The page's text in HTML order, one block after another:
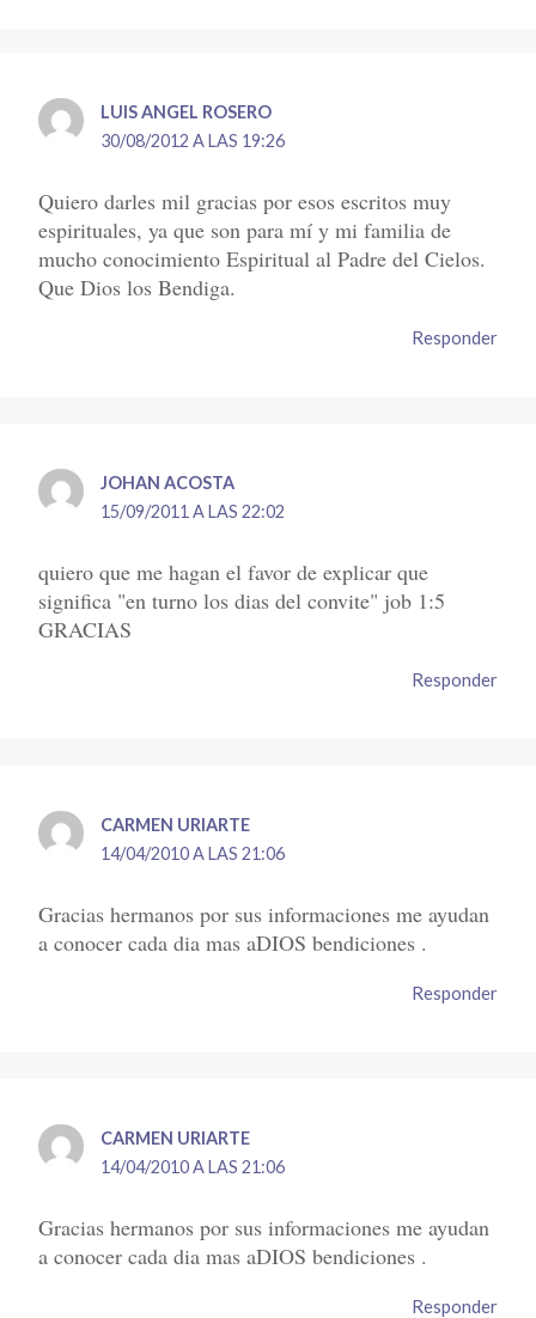
LUIS ANGEL ROSERO
30/08/2012 A LAS 19:26
Quiero darles mil gracias por esos escritos muy
espirituales, ya que son para mí y mi familia de
mucho conocimiento Espiritual al Padre del Cielos.
Que Dios los Bendiga.
Responder
JOHAN ACOSTA
15/09/2011 A LAS 22:02
quiero que me hagan el favor de explicar que
significa "en turno los dias del convite" job 1:5
GRACIAS
Responder
CARMEN URIARTE
14/04/2010 A LAS 21:06
Gracias hermanos por sus informaciones me ayudan
a conocer cada dia mas aDIOS bendiciones .
Responder
CARMEN URIARTE
14/04/2010 A LAS 21:06
Gracias hermanos por sus informaciones me ayudan
a conocer cada dia mas aDIOS bendiciones .
Responder